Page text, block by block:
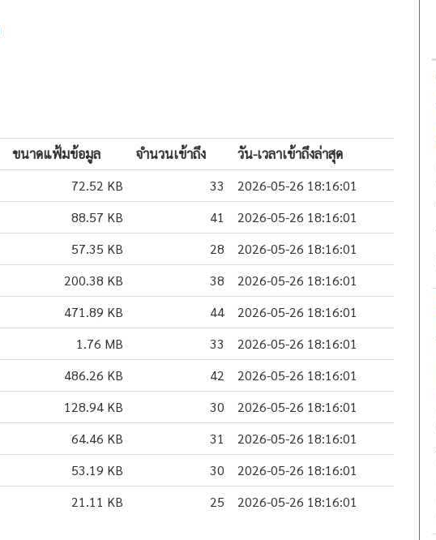
ขนาดแฟ้มข้อมูล จำนวนเข้าถึง
วัน-เวลาเข้าถึงล่าสุด
72.52 KB 33
2026-05-26 18:16:01
88.57 KB 41
2026-05-26 18:16:01
57.35 KB 28
2026-05-26 18:16:01
200.38 KB 38
2026-05-26 18:16:01
471.89 KB 44
2026-05-26 18:16:01
1.76 MB 33
2026-05-26 18:16:01
486.26 KB 42
2026-05-26 18:16:01
128.94 KB 30
2026-05-26 18:16:01
64.46 KB 31
2026-05-26 18:16:01
53.19 KB 30
2026-05-26 18:16:01
21.11 KB 25 2026-05-26 18:16:01